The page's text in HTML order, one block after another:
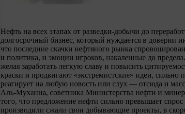
Нефть на всех этапах от разведки-добычи до
долгосрочный бизнес, который нуждается в доверии
что последние скачки нефтяного рынка
и политика, и эмоции игроков, накаленные до
желая заработать легкую славу и повысить
краски и продвигают «экстремистские» идеи,
реагирует на любую новость или слух — отсюда и
Аль-Муханна, советника Министерства нефти и
того, что предложение нефти сильно превышает
производили сжали свои добывающие проекты, в